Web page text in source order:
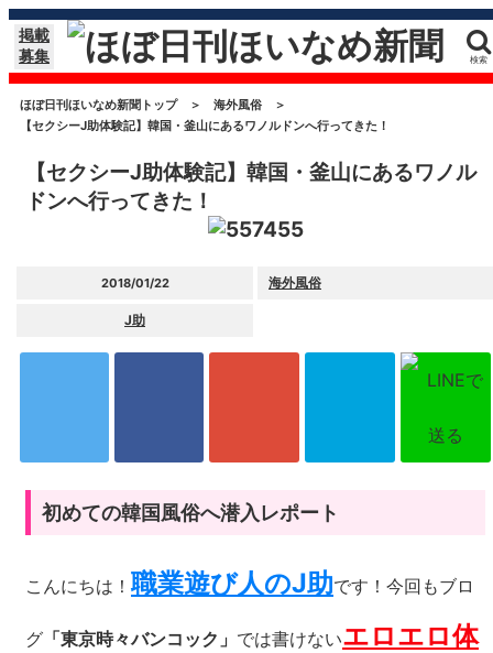
掲載
募集
検索
ほぼ日刊ほいなめ新聞トップ ＞ 海外風俗
＞
【セクシーJ助体験記】韓国・釜山にあるワノルドンへ行ってきた！
【セクシーJ助体験記】韓国・釜山にあるワノル
ドンへ行ってきた！
2018/01/22 海外風俗
J助
初めての韓国風俗へ潜入レポート
こんにちは！ 職業遊び人のJ助です！今回もブロ
グ 「東京時々バンコック」 では書けないエロエロ体